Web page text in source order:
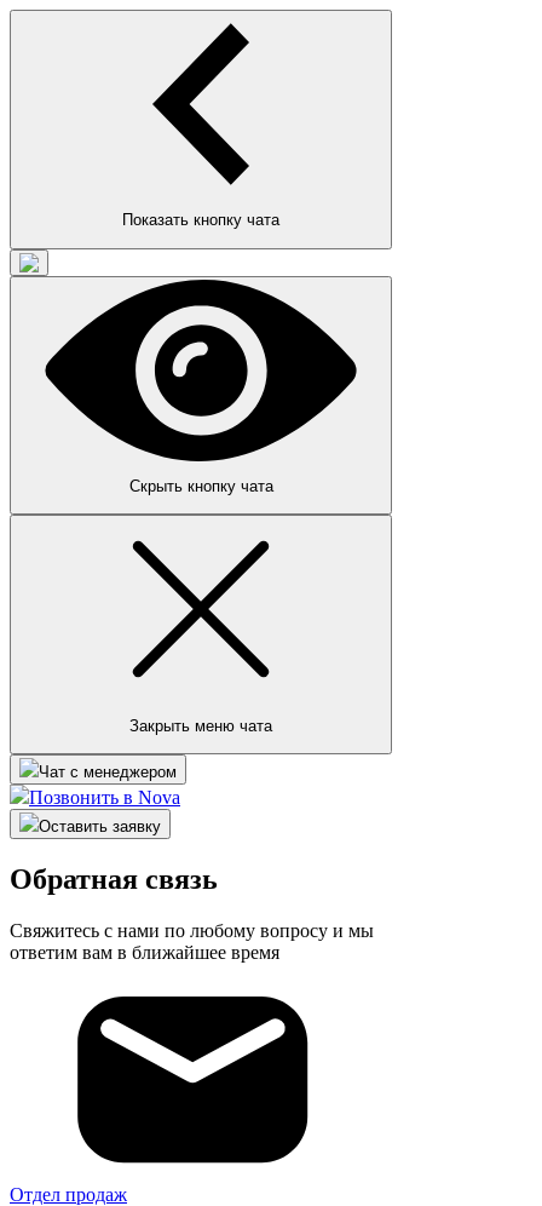
Показать кнопку чата
Скрыть кнопку чата
Закрыть меню чата
Чат с менеджером
Позвонить в Nova
Оставить заявку
Обратная связь
Свяжитесь с нами по любому вопросу и мы
ответим вам в ближайшее время
Отдел продаж